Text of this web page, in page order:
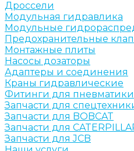
Дроссели
Модульная гидравлика
Модульные
Предохранительные
Монтажные плиты
Насосы дозаторы
Адаптеры и соединения
Краны гидравлические
Фитинги для пневматики
Запчасти для
Запчасти для BOBCAT
Запчасти для
Запчасти для JCB